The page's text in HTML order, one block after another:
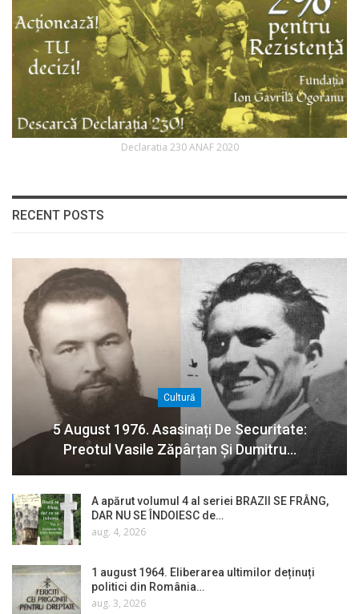
Declaratia 230 ANAF 2020
RECENT POSTS
Cultură
5 August 1976. Asasinați De Securitate:
Preotul Vasile Zăpârțan Și Dumitru…
A apărut volumul 4 al seriei BRAZII SE FRÂNG,
DAR NU SE ÎNDOIESC de…
aug. 4, 2026
1 august 1964. Eliberarea ultimilor deținuți
politici din România…
aug. 3, 2026